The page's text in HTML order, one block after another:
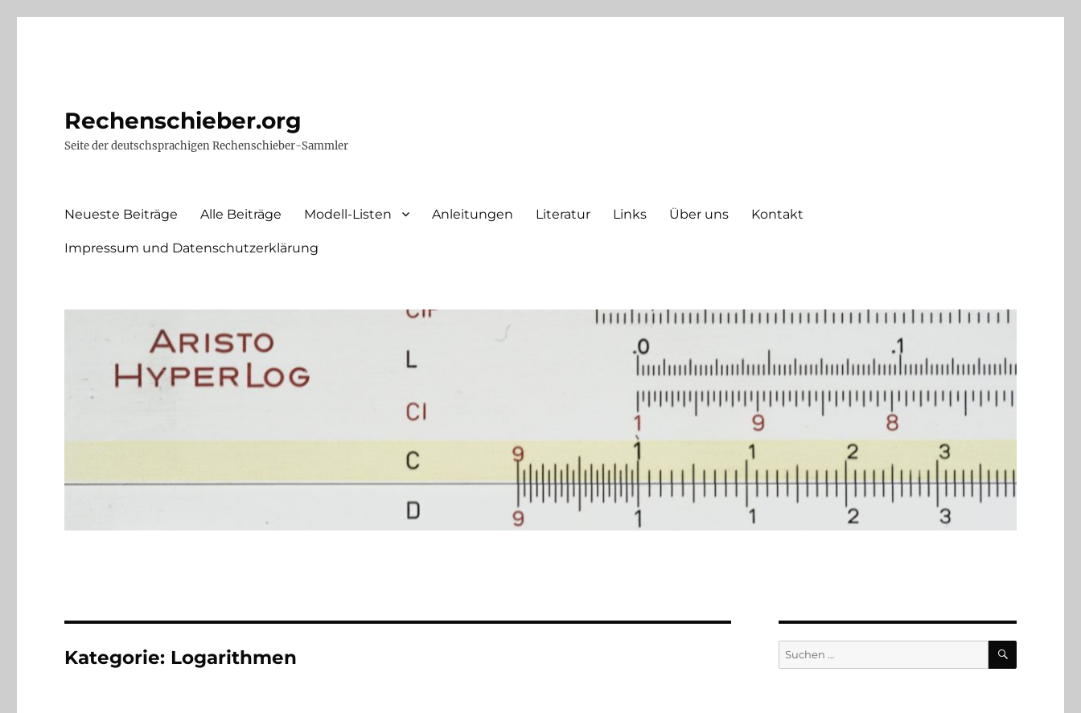
Rechenschieber.org
Seite der deutschsprachigen Rechenschieber-Sammler
Neueste Beiträge Alle Beiträge Modell-Listen Anleitungen Literatur Links Über uns Kontakt
Impressum und Datenschutzerklärung
Kategorie: Logarithmen
Suchen
nach:
SUCHEN